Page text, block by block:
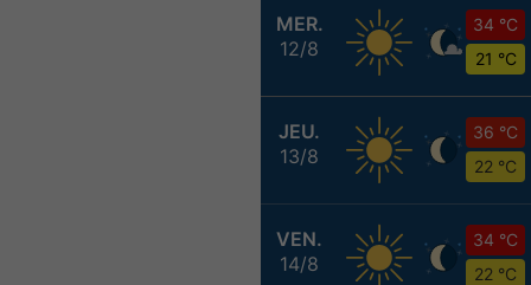
MER.
12/8
34 °C
21 °C
JEU.
13/8
36 °C
22 °C
VEN.
14/8
34 °C
22 °C